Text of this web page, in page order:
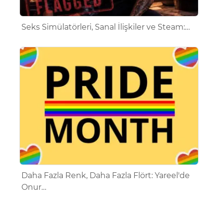
Seks Simülatörleri, Sanal İlişkiler ve Steam:…
Daha Fazla Renk, Daha Fazla Flört: Yareel'de
Onur…